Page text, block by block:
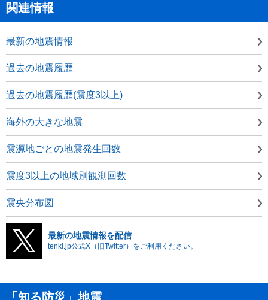
関連情報
最新の地震情報
過去の地震履歴
過去の地震履歴(震度3以上)
海外の大きな地震
震源地ごとの地震発生回数
震度3以上の地域別観測回数
震央分布図
最新の地震情報を配信
tenki.jp公式X（旧Twitter）をご利用ください。
「知る防災」地震